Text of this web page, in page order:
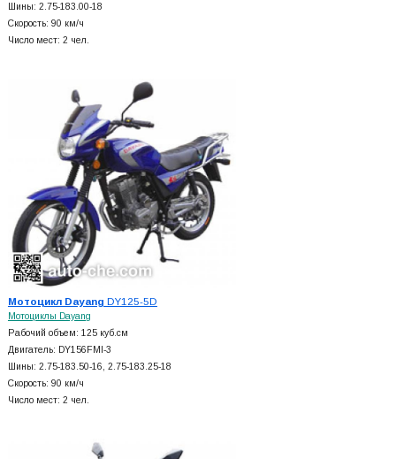
Шины: 2.75-183.00-18
Скорость: 90 км/ч
Число мест: 2 чел.
Мотоцикл Dayang DY125-5D
Мотоциклы Dayang
Рабочий объем: 125 куб.см
Двигатель: DY156FMI-3
Шины: 2.75-183.50-16, 2.75-183.25-18
Скорость: 90 км/ч
Число мест: 2 чел.